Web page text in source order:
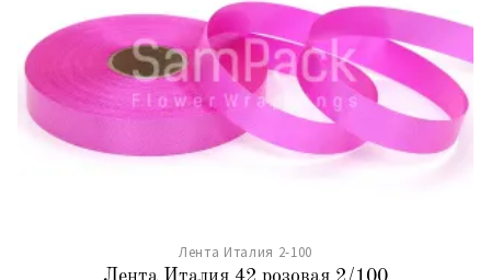
Лента Италия 2-100